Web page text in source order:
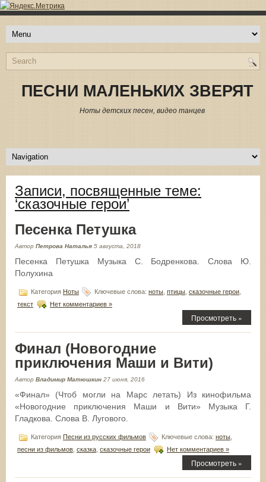
ПЕСНИ МАЛЕНЬКИХ ЗВЕРЯТ
Ноты детских песен, видео танцев
Записи, посвященные теме:
‘сказочные герои’
Песенка Петушка
Автор Петрова Наталья 5 августа, 2018
Песенка Петушка Музыка С. Бодренкова. Слова Ю.
Полухина
Категория Ноты Ключевые слова: ноты птицы сказочные герои
текст
Нет комментариев »
Просмотреть »
Финал (Новогодние
приключения Маши и Вити)
Автор Владимир Матюшкин 27 июня, 2016
«Финал» (Чтоб могли на Марс летать) Из кинофильма
«Новогодние приключения Маши и Вити» Музыка Г.
Гладкова. Слова В. Лугового.
Категория Песни из русских фильмов Ключевые слова: ноты
песни из фильмов сказка сказочные герои Нет комментариев »
Просмотреть »